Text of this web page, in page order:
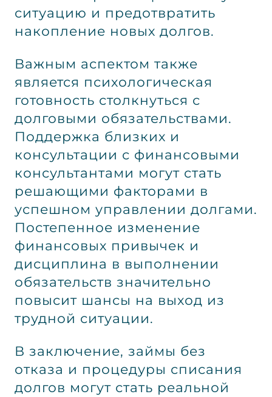
ситуацию и предотвратить
накопление новых долгов.
Важным аспектом также
является психологическая
готовность столкнуться с
долговыми обязательствами.
Поддержка близких и
консультации с финансовыми
консультантами могут стать
решающими факторами в
успешном управлении долгами.
Постепенное изменение
финансовых привычек и
дисциплина в выполнении
обязательств значительно
повысит шансы на выход из
трудной ситуации.
В заключение, займы без
отказа и процедуры списания
долгов могут стать реальной